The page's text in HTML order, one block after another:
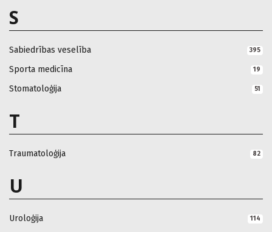
S
Sabiedrības veselība 395
Sporta medicīna 19
Stomatoloģija 51
T
Traumatoloģija 82
U
Uroloģija 114